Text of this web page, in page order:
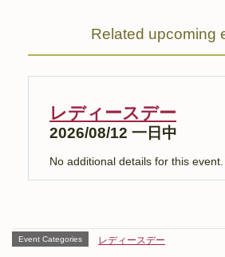
Related upcoming
レディースデー
2026/08/12 一日中
No additional details for this event.
Event Categories レディースデー